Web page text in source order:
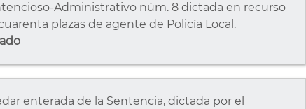
Administrativo núm. 8 dictada en recurso
plazas de agente de Policía Local.
enterada de la Sentencia, dictada por el